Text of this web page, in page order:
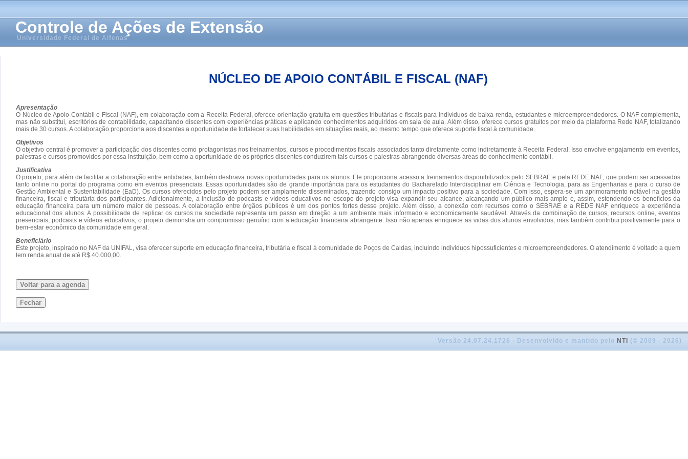
Controle de Ações de Extensão
Universidade Federal de Alfenas
NÚCLEO DE APOIO CONTÁBIL E FISCAL (NAF)
Apresentação
O Núcleo de Apoio Contábil e Fiscal (NAF), em colaboração com a Receita Federal, oferece orientação gratuita em questões tributárias e fiscais para indivíduos de baixa renda, estudantes e microempreendedores. O NAF complementa,
mas não substitui, escritórios de contabilidade, capacitando discentes com experiências práticas e aplicando conhecimentos adquiridos em sala de aula. Além disso, oferece cursos gratuitos por meio da plataforma Rede NAF, totalizando
mais de 30 cursos. A colaboração proporciona aos discentes a oportunidade de fortalecer suas habilidades em situações reais, ao mesmo tempo que oferece suporte fiscal à comunidade.
Objetivos
O objetivo central é promover a participação dos discentes como protagonistas nos treinamentos, cursos e procedimentos fiscais associados tanto diretamente como indiretamente à Receita Federal. Isso envolve engajamento em eventos,
palestras e cursos promovidos por essa instituição, bem como a oportunidade de os próprios discentes conduzirem tais cursos e palestras abrangendo diversas áreas do conhecimento contábil.
Justificativa
O projeto, para além de facilitar a colaboração entre entidades, também desbrava novas oportunidades para os alunos. Ele proporciona acesso a treinamentos disponibilizados pelo SEBRAE e pela REDE NAF, que podem ser acessados
tanto online no portal do programa como em eventos presenciais. Essas oportunidades são de grande importância para os estudantes do Bacharelado Interdisciplinar em Ciência e Tecnologia, para as Engenharias e para o curso de
Gestão Ambiental e Sustentabilidade (EaD). Os cursos oferecidos pelo projeto podem ser amplamente disseminados, trazendo consigo um impacto positivo para a sociedade. Com isso, espera-se um aprimoramento notável na gestão
financeira, fiscal e tributária dos participantes. Adicionalmente, a inclusão de podcasts e vídeos educativos no escopo do projeto visa expandir seu alcance, alcançando um público mais amplo e, assim, estendendo os benefícios da
educação financeira para um número maior de pessoas. A colaboração entre órgãos públicos é um dos pontos fortes desse projeto. Além disso, a conexão com recursos como o SEBRAE e a REDE NAF enriquece a experiência
educacional dos alunos. A possibilidade de replicar os cursos na sociedade representa um passo em direção a um ambiente mais informado e economicamente saudável. Através da combinação de cursos, recursos online, eventos
presenciais, podcasts e vídeos educativos, o projeto demonstra um compromisso genuíno com a educação financeira abrangente. Isso não apenas enriquece as vidas dos alunos envolvidos, mas também contribui positivamente para o
bem-estar econômico da comunidade em geral.
Beneficiário
Este projeto, inspirado no NAF da UNIFAL, visa oferecer suporte em educação financeira, tributária e fiscal à comunidade de Poços de Caldas, incluindo indivíduos hipossuficientes e microempreendedores. O atendimento é voltado a quem
tem renda anual de até R$ 40.000,00.
Voltar para a agenda
Fechar
Versão 24.07.24.1726 - Desenvolvido e mantido pelo NTI (© 2009 - 2026)